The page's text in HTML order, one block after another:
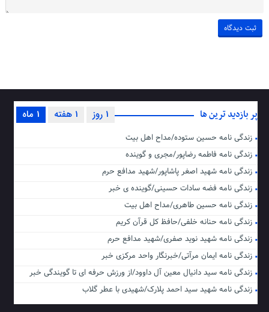
پر بازدید ترین ها 1 ماه 1 هفته 1 روز
زندگی نامه حسین ستوده/مداح اهل بیت
زندگی نامه فاطمه رضاپور/مجری و گوینده
زندگی نامه شهید اصغر پاشاپور/شهید مدافع حرم
زندگی نامه فضه سادات حسینی/گوینده ی خبر
زندگی نامه حسین طاهری/مداح اهل بیت
زندگی نامه حنانه خلفی/حافظ کل قرآن کریم
زندگی نامه شهید نوید صفری/شهید مدافع حرم
زندگی نامه ایمان مرآتی/خبرنگار واحد مرکزی خبر
زندگی نامه سید دانیال معین آل داوود/از ورزش حرفه ای تا گویندگی خبر
زندگی نامه شهید سید احمد پلارک/شهیدی با عطر گلاب